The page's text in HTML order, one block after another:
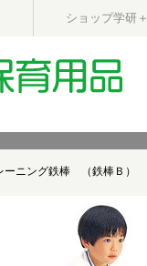
ショップ学研＋
ーニング鉄棒 （鉄棒Ｂ）